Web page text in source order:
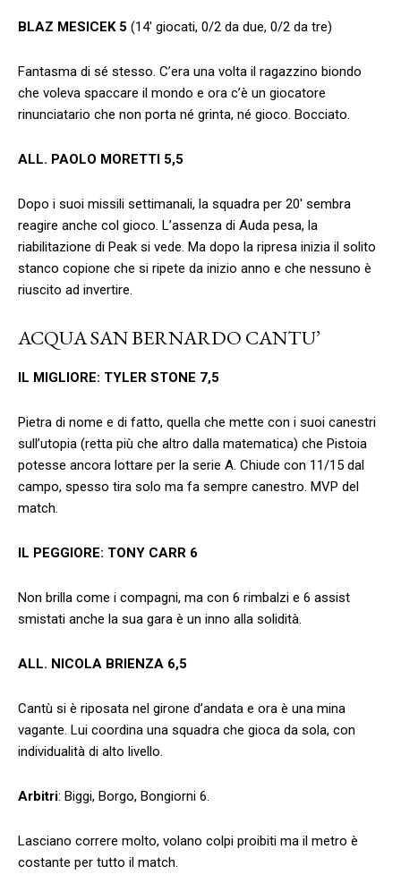
BLAZ MESICEK 5 (14′ giocati, 0/2 da due, 0/2 da tre)
Fantasma di sé stesso. C’era una volta il ragazzino biondo
che voleva spaccare il mondo e ora c’è un giocatore
rinunciatario che non porta né grinta, né gioco. Bocciato.
ALL. PAOLO MORETTI 5,5
Dopo i suoi missili settimanali, la squadra per 20′ sembra
reagire anche col gioco. L’assenza di Auda pesa, la
riabilitazione di Peak si vede. Ma dopo la ripresa inizia il solito
stanco copione che si ripete da inizio anno e che nessuno è
riuscito ad invertire.
ACQUA SAN BERNARDO CANTU’
IL MIGLIORE: TYLER STONE 7,5
Pietra di nome e di fatto, quella che mette con i suoi canestri
sull’utopia (retta più che altro dalla matematica) che Pistoia
potesse ancora lottare per la serie A. Chiude con 11/15 dal
campo, spesso tira solo ma fa sempre canestro. MVP del
match.
IL PEGGIORE: TONY CARR 6
Non brilla come i compagni, ma con 6 rimbalzi e 6 assist
smistati anche la sua gara è un inno alla solidità.
ALL. NICOLA BRIENZA 6,5
Cantù si è riposata nel girone d’andata e ora è una mina
vagante. Lui coordina una squadra che gioca da sola, con
individualità di alto livello.
Arbitri: Biggi, Borgo, Bongiorni 6.
Lasciano correre molto, volano colpi proibiti ma il metro è
costante per tutto il match.